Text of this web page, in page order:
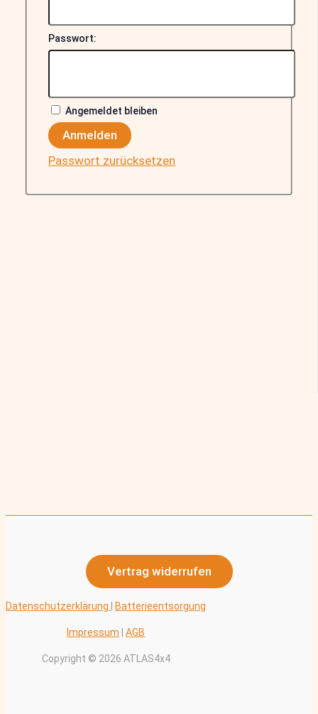
Passwort:
Angemeldet bleiben
Anmelden
Passwort zurücksetzen
Vertrag widerrufen
Datenschutzerklärung Batterieentsorgung
Impressum AGB
Copyright © 2026 ATLAS4x4